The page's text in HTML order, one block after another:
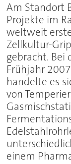
Am Standort
Projekte im
weltweit
Zellkultur-
gebracht. Bei
Frühjahr
handelte es
von
einem